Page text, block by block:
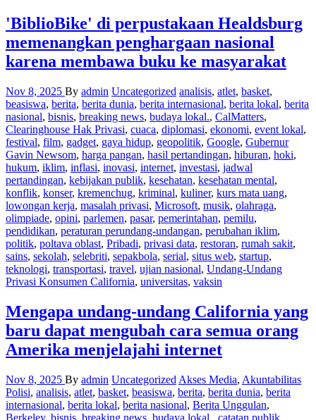
'BiblioBike' di perpustakaan Healdsburg
memenangkan penghargaan nasional
karena membawa buku ke masyarakat
Nov 8, 2025 By admin Uncategorized analisis, atlet, basket,
beasiswa, berita, berita dunia, berita internasional, berita lokal, berita
nasional, bisnis, breaking news, budaya lokal., CalMatters,
Clearinghouse Hak Privasi, cuaca, diplomasi, ekonomi, event lokal,
festival, film, gadget, gaya hidup, geopolitik, Google, Gubernur
Gavin Newsom, harga pangan, hasil pertandingan, hiburan, hoki,
hukum, iklim, inflasi, inovasi, internet, investasi, jadwal
pertandingan, kebijakan publik, kesehatan, kesehatan mental,
konflik, konser, kremenchug, kriminal, kuliner, kurs mata uang,
lowongan kerja, masalah privasi, Microsoft, musik, olahraga,
olimpiade, opini, parlemen, pasar, pemerintahan, pemilu,
pendidikan, peraturan perundang-undangan, perubahan iklim,
politik, poltava oblast, Pribadi, privasi data, restoran, rumah sakit,
sains, sekolah, selebriti, sepakbola, serial, situs web, startup,
teknologi, transportasi, travel, ujian nasional, Undang-Undang
Privasi Konsumen California, universitas, vaksin
Mengapa undang-undang California yang
baru dapat mengubah cara semua orang
Amerika menjelajahi internet
Nov 8, 2025 By admin Uncategorized Akses Media, Akuntabilitas
Polisi, analisis, atlet, basket, beasiswa, berita, berita dunia, berita
internasional, berita lokal, berita nasional, Berita Unggulan,
Berkeley, bisnis breaking news budaya lokal. catatan publik